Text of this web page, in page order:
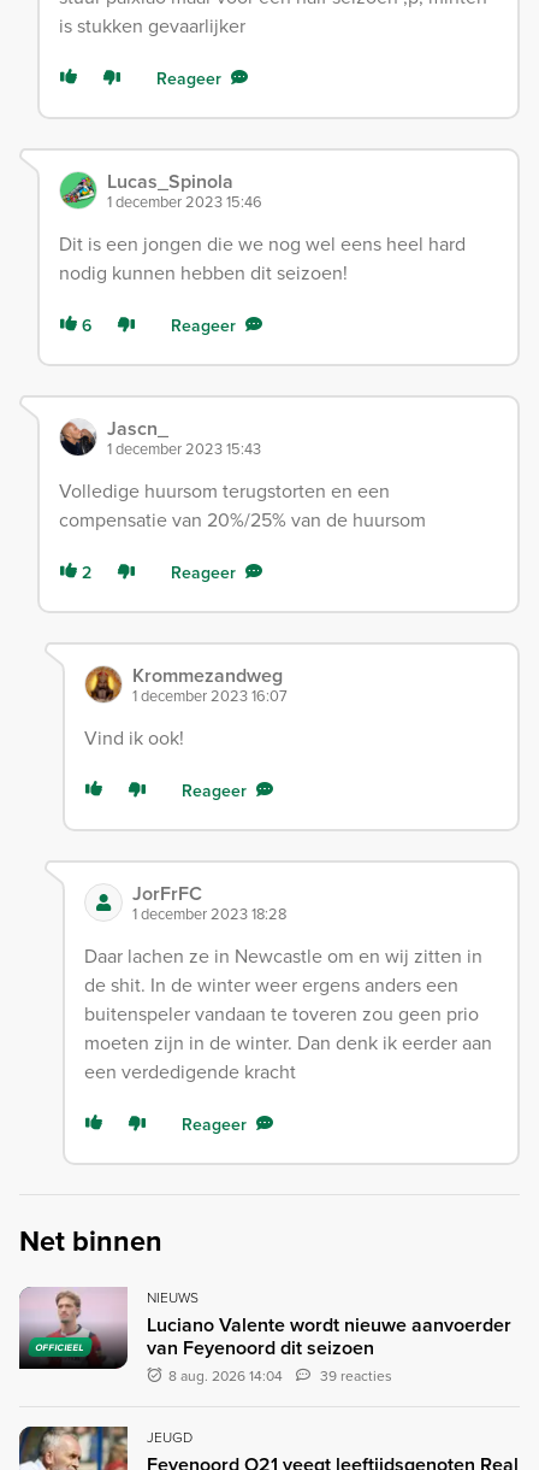
is stukken gevaarlijker
Reageer
Lucas_Spinola
1 december 2023 15:46
Dit is een jongen die we nog wel eens heel hard
nodig kunnen hebben dit seizoen!
6 Reageer
Jascn_
1 december 2023 15:43
Volledige huursom terugstorten en een
compensatie van 20%/25% van de huursom
2 Reageer
Krommezandweg
1 december 2023 16:07
Vind ik ook!
Reageer
JorFrFC
1 december 2023 18:28
Daar lachen ze in Newcastle om en wij zitten in
de shit. In de winter weer ergens anders een
buitenspeler vandaan te toveren zou geen prio
moeten zijn in de winter. Dan denk ik eerder aan
een verdedigende kracht
Reageer
Net binnen
OFFICIEEL
NIEUWS
Luciano Valente wordt nieuwe aanvoerder
van Feyenoord dit seizoen
8 aug. 2026 14:04 39 reacties
JEUGD